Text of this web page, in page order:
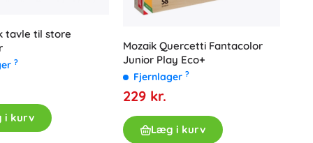
tavle til store
?
i kurv
Mozaik Quercetti Fantacolor
Junior Play Eco+
Fjernlager ?
229 kr.
Læg i kurv